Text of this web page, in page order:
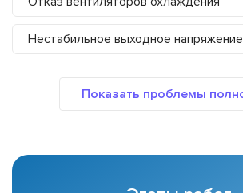
Нестабильное выходное напряжение